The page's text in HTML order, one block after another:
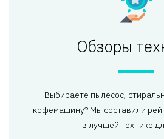
Обзоры
Выбираете пылесос,
кофемашину? Мы составили
в лучшей технике